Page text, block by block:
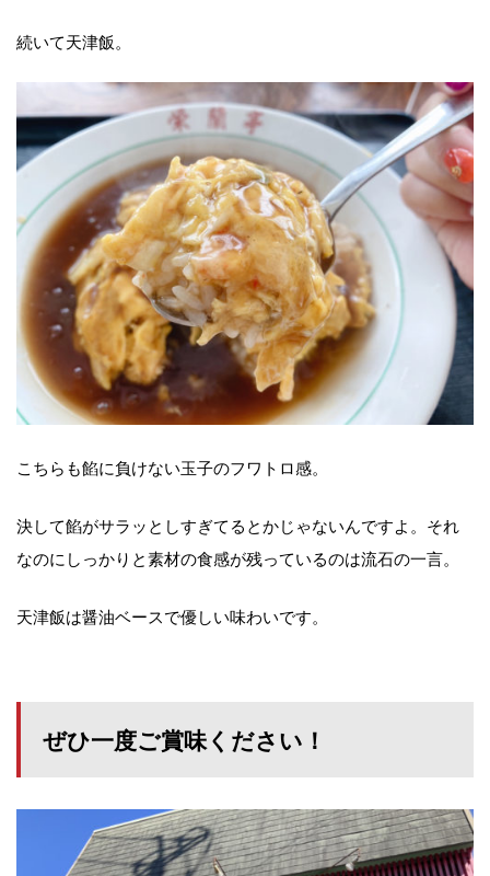
続いて天津飯。
こちらも餡に負けない玉子のフワトロ感。
決して餡がサラッとしすぎてるとかじゃないんですよ。それ
なのにしっかりと素材の食感が残っているのは流石の一言。
天津飯は醤油ベースで優しい味わいです。
ぜひ一度ご賞味ください！